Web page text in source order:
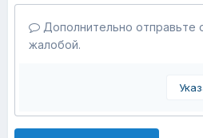
Дополнительно отправьте
жалобой.